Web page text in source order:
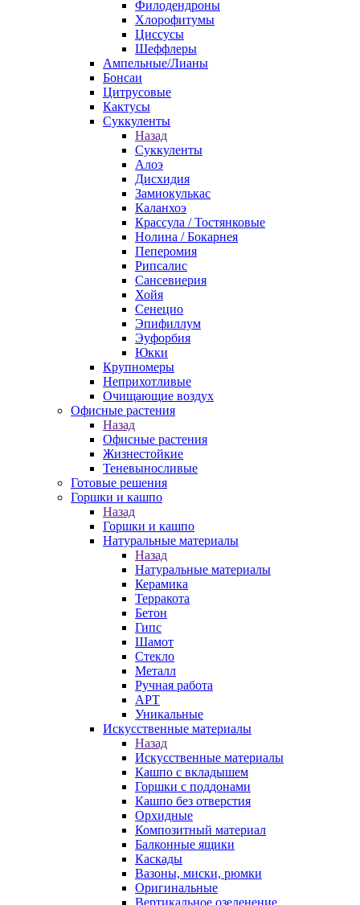
Филодендроны
Хлорофитумы
Циссусы
Шеффлеры
Ампельные/Лианы
Бонсаи
Цитрусовые
Кактусы
Суккуленты
Назад
Суккуленты
Алоэ
Дисхидия
Замиокулькас
Каланхоэ
Крассула / Тостянковые
Нолина / Бокарнея
Пеперомия
Рипсалис
Сансевиерия
Хойя
Сенецио
Эпифиллум
Эуфорбия
Юкки
Крупномеры
Неприхотливые
Очищающие воздух
Офисные растения
Назад
Офисные растения
Жизнестойкие
Теневыносливые
Готовые решения
Горшки и кашпо
Назад
Горшки и кашпо
Натуральные материалы
Назад
Натуральные материалы
Керамика
Терракота
Бетон
Гипс
Шамот
Стекло
Металл
Ручная работа
АРТ
Уникальные
Искусственные материалы
Назад
Искусственные материалы
Кашпо с вкладышем
Горшки с поддонами
Кашпо без отверстия
Орхидные
Композитный материал
Балконные ящики
Каскады
Вазоны, миски, рюмки
Оригинальные
Вертикальное озеленение